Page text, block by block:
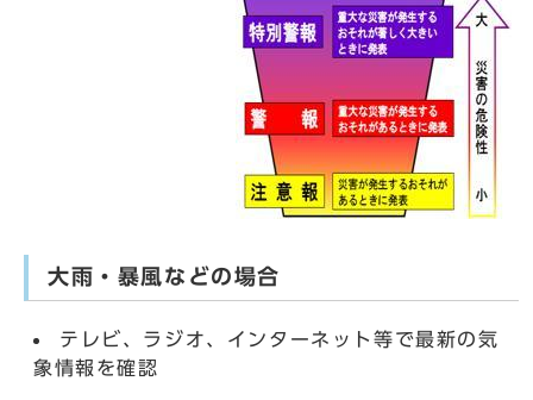
大雨・暴風などの場合
テレビ、ラジオ、インターネット等で最新の気
象情報を確認